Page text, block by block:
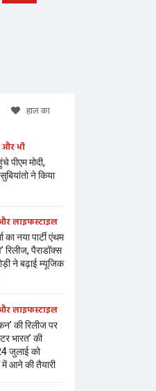
हाल का
भी
पीएम मोदी,
ने किया
लाइफस्टाइल
का नया पार्टी एंथम
रिलीज, पैराडॉक्स
ने बढ़ाई म्यूजिक
लाइफस्टाइल
की रिलीज पर
भारत’ की
जुलाई को
में आने की तैयारी